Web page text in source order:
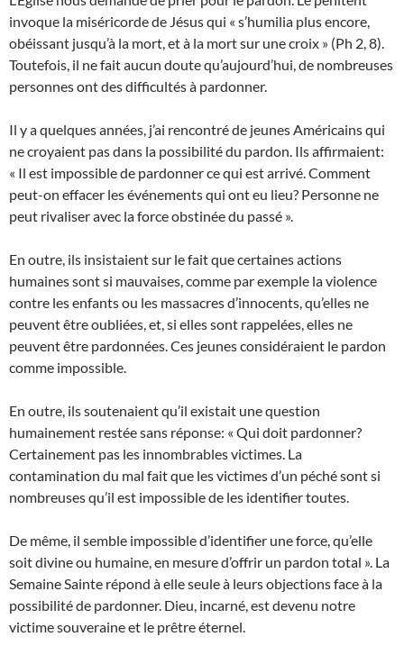
invoque la miséricorde de Jésus qui « s’humilia plus encore,
obéissant jusqu’à la mort, et à la mort sur une croix » (Ph 2, 8).
Toutefois, il ne fait aucun doute qu’aujourd’hui, de nombreuses
personnes ont des difficultés à pardonner.
Il y a quelques années, j’ai rencontré de jeunes Américains qui
ne croyaient pas dans la possibilité du pardon. Ils affirmaient:
« Il est impossible de pardonner ce qui est arrivé. Comment
peut-on effacer les événements qui ont eu lieu? Personne ne
peut rivaliser avec la force obstinée du passé ».
En outre, ils insistaient sur le fait que certaines actions
humaines sont si mauvaises, comme par exemple la violence
contre les enfants ou les massacres d’innocents, qu’elles ne
peuvent être oubliées, et, si elles sont rappelées, elles ne
peuvent être pardonnées. Ces jeunes considéraient le pardon
comme impossible.
En outre, ils soutenaient qu’il existait une question
humainement restée sans réponse: « Qui doit pardonner?
Certainement pas les innombrables victimes. La
contamination du mal fait que les victimes d’un péché sont si
nombreuses qu’il est impossible de les identifier toutes.
De même, il semble impossible d’identifier une force, qu’elle
soit divine ou humaine, en mesure d’offrir un pardon total ». La
Semaine Sainte répond à elle seule à leurs objections face à la
possibilité de pardonner. Dieu, incarné, est devenu notre
victime souveraine et le prêtre éternel.